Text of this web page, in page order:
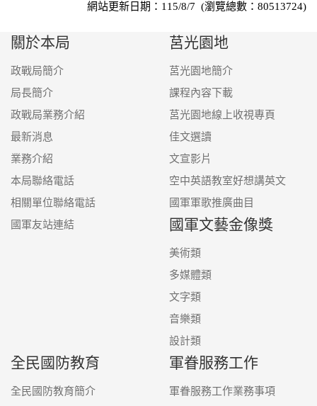
網站更新日期：115/8/7 (瀏覽總數：80513724)
關於本局
政戰局簡介
局長簡介
政戰局業務介紹
最新消息
業務介紹
本局聯絡電話
相關單位聯絡電話
國軍友站連結
莒光園地
莒光園地簡介
課程內容下載
莒光園地線上收視專頁
佳文選讀
文宣影片
空中英語教室好想講英文
國軍軍歌推廣曲目
國軍文藝金像獎
美術類
多媒體類
文字類
音樂類
設計類
全民國防教育
全民國防教育簡介
軍眷服務工作
軍眷服務工作業務事項